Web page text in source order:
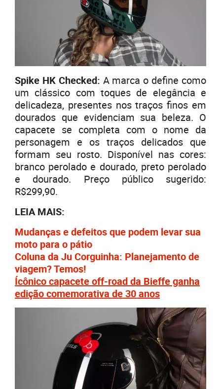
Spike HK Checked: A marca o define como
um clássico com toques de elegância e
delicadeza, presentes nos traços finos em
dourados que evidenciam sua beleza. O
capacete se completa com o nome da
personagem e os traços delicados que
formam seu rosto. Disponível nas cores:
branco perolado e dourado, preto perolado
e dourado. Preço público sugerido:
R$299,90.
LEIA MAIS:
Mudanças e defeitos que podem levar sua
moto para o pátio
Coluna da Ju Corguinha: Planejamento de
viagem? Temos!
Ícônico capacete off-road da Bieffe ganha
edição comemorativa de 30 anos